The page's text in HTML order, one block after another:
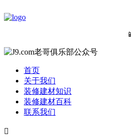
首页
关于我们
装修建材知识
装修建材百科
联系我们
